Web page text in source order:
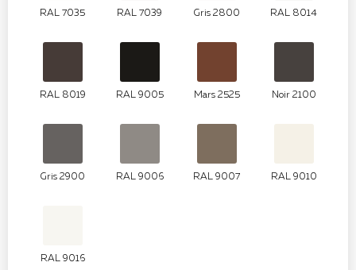
RAL 7035 RAL 7039 Gris 2800 RAL 8014
RAL 8019 RAL 9005 Mars 2525 Noir 2100
Gris 2900 RAL 9006 RAL 9007 RAL 9010
RAL 9016